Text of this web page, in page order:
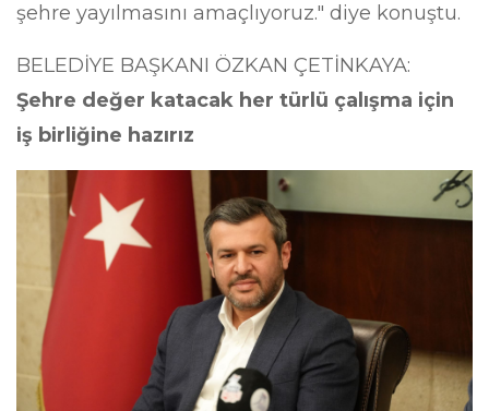
şehre yayılmasını amaçlıyoruz." diye konuştu.
BELEDİYE BAŞKANI ÖZKAN ÇETİNKAYA:
Şehre değer katacak her türlü çalışma için
iş birliğine hazırız